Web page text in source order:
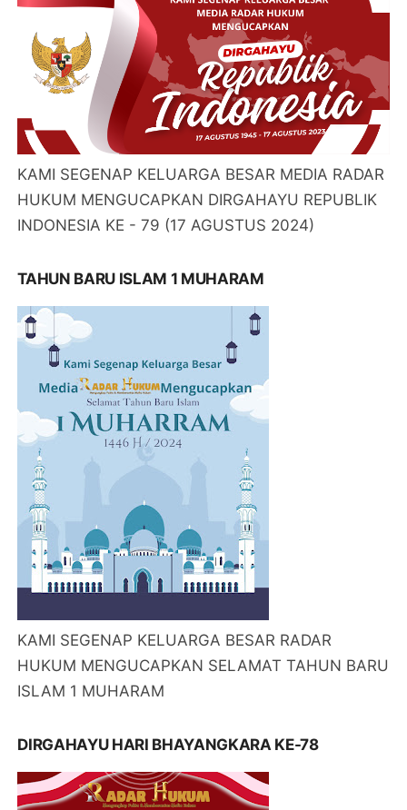
KAMI SEGENAP KELUARGA BESAR MEDIA RADAR
HUKUM MENGUCAPKAN DIRGAHAYU REPUBLIK
INDONESIA KE - 79 (17 AGUSTUS 2024)
TAHUN BARU ISLAM 1 MUHARAM
KAMI SEGENAP KELUARGA BESAR RADAR
HUKUM MENGUCAPKAN SELAMAT TAHUN BARU
ISLAM 1 MUHARAM
DIRGAHAYU HARI BHAYANGKARA KE-78